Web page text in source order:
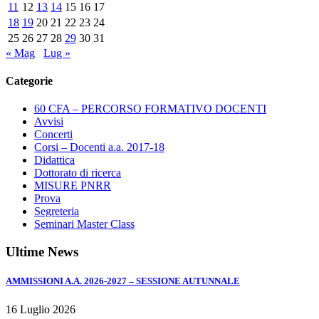
DI
PORTO
S.
GIORGIO,
21
11 12 13 14 15 16 17
18 19 20 21 22 23 24
25 26 27 28 29 30 31
« Mag
Lug »
Categorie
60 CFA – PERCORSO FORMATIVO DOCENTI
Avvisi
Concerti
Corsi – Docenti a.a. 2017-18
Didattica
Dottorato di ricerca
MISURE PNRR
Prova
Segreteria
Seminari Master Class
Ultime News
AMMISSIONI A.A. 2026-2027 – SESSIONE AUTUNNALE
16 Luglio 2026